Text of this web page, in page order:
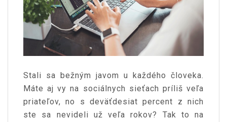
Stali sa bežným javom u každého človeka.
Máte aj vy na sociálnych sieťach príliš veľa
priateľov, no s deväťdesiat percent z nich
ste sa nevideli už veľa rokov? Tak to na